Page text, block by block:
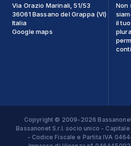
Via Orazio Marinali, 51/53
36061 Bassano del Grappa (VI)
Italia
Google maps
Non
il
Copyright © 2009-2026
Bassanonet S.r.l. socio unico -
- Codice Fiscale e Partita IVA